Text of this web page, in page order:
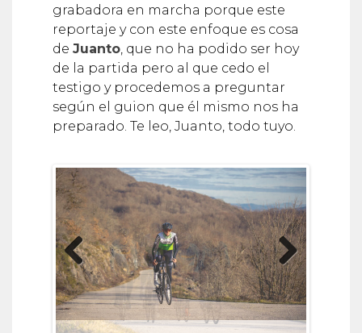
grabadora en marcha porque este
reportaje y con este enfoque es cosa
de Juanto, que no ha podido ser hoy
de la partida pero al que cedo el
testigo y procedemos a preguntar
según el guion que él mismo nos ha
preparado. Te leo, Juanto, todo tuyo.
Previous Next